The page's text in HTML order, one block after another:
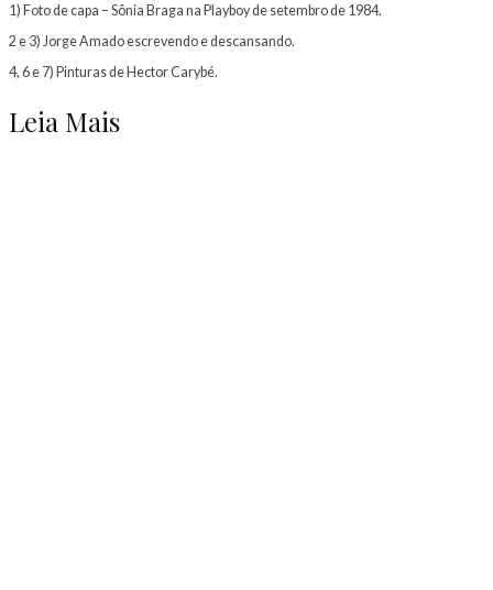
1) Foto de capa – Sônia Braga na Playboy de setembro de 1984.
2 e 3) Jorge Amado escrevendo e descansando.
4, 6 e 7) Pinturas de Hector Carybé.
Leia Mais